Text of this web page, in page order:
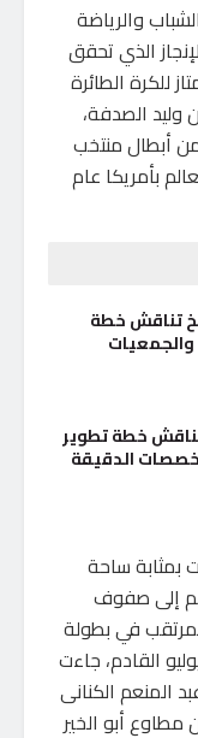
والرياضة
الذي تحقق
للكرة الطائرة
وليد الصدفة،
أبطال منتخب
بأمريكا عام
تناقش خطة
خطة تطوير
الدقيقة
بمثابة ساحة
إلى صفوف
في بطولة
القادم، جاءت
المنعم الكنانى
مطاوع أبو الخير